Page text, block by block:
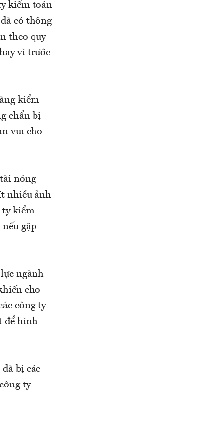
kiểm toán
có thông
theo quy
vì trước
kiểm
chẩn bị
vui cho
nóng
nhiều ảnh
ty kiểm
gặp
ngành
cho
công ty
để hình
bị các
ty